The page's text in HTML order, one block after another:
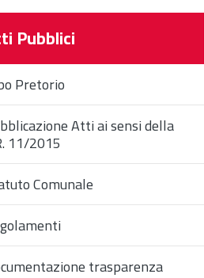
Pubblici
Pretorio
Atti ai sensi della
11/2015
Comunale
trasparenza